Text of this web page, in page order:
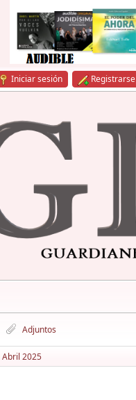
Iniciar sesión Registrarse
Adjuntos
Abril 2025